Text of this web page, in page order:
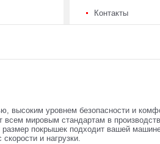
Контакты
высоким уровнем безопасности и
всем мировым стандартам в
покрышек подходит вашей
и нагрузки.